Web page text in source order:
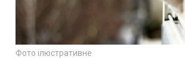
Фото ілюстративне